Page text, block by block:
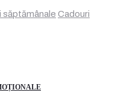
săptămânale Cadouri